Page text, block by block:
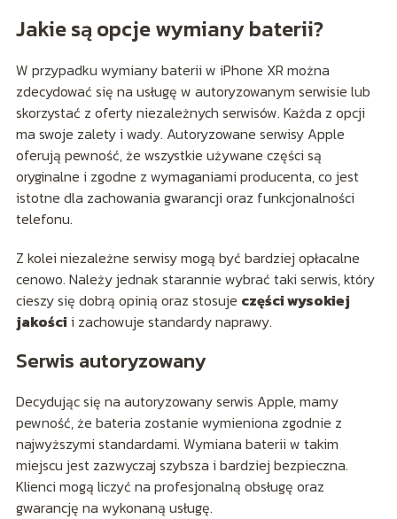
Jakie są opcje wymiany baterii?
W przypadku wymiany baterii w iPhone XR można
zdecydować się na usługę w autoryzowanym serwisie lub
skorzystać z oferty niezależnych serwisów. Każda z opcji
ma swoje zalety i wady. Autoryzowane serwisy Apple
oferują pewność, że wszystkie używane części są
oryginalne i zgodne z wymaganiami producenta, co jest
istotne dla zachowania gwarancji oraz funkcjonalności
telefonu.
Z kolei niezależne serwisy mogą być bardziej opłacalne
cenowo. Należy jednak starannie wybrać taki serwis, który
cieszy się dobrą opinią oraz stosuje części wysokiej
jakości i zachowuje standardy naprawy.
Serwis autoryzowany
Decydując się na autoryzowany serwis Apple, mamy
pewność, że bateria zostanie wymieniona zgodnie z
najwyższymi standardami. Wymiana baterii w takim
miejscu jest zazwyczaj szybsza i bardziej bezpieczna.
Klienci mogą liczyć na profesjonalną obsługę oraz
gwarancję na wykonaną usługę.